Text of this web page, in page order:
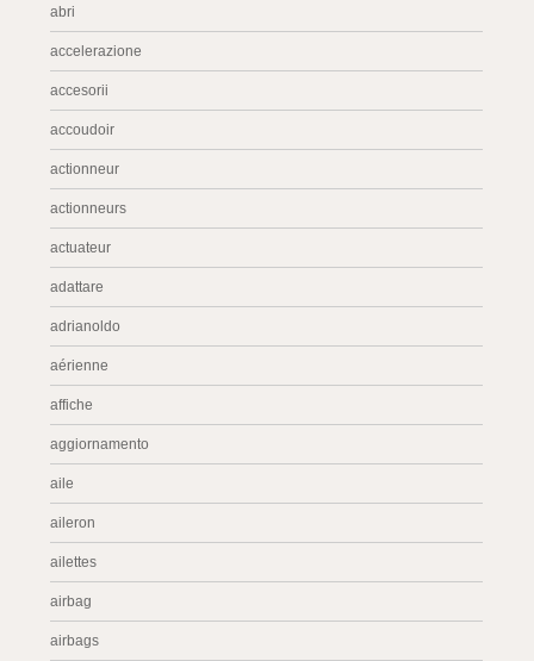
abri
accelerazione
accesorii
accoudoir
actionneur
actionneurs
actuateur
adattare
adrianoldo
aérienne
affiche
aggiornamento
aile
aileron
ailettes
airbag
airbags